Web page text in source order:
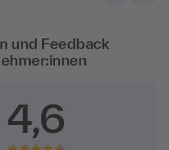
und Feedback
4,6